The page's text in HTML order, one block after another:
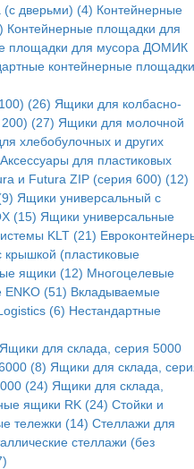
(с дверьми) (4) Контейнерные
Контейнерные площадки для
площадки для мусора ДОМИК
контейнерные площадки
(26) Ящики для колбасно-
(27) Ящики для молочной
хлебобулочных и других
Аксессуары для пластиковых
и Futura ZIP (серия 600) (12)
Ящики универсальный с
(15) Ящики универсальные
KLT (21)
крышкой (пластиковые
ящики (12) Многоцелевые
ENKO (51) Вкладываемые
(6) Нестандартные
Ящики для склада, серия 5000
(8) Ящики для склада,
(24) Ящики для склада,
ящики RK (24) Стойки и
тележки (14) Стеллажи для
стеллажи (без